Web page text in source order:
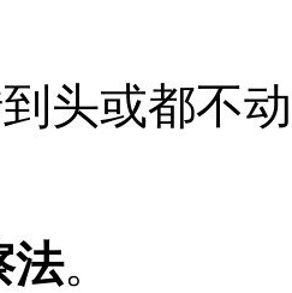
头或都不
法。